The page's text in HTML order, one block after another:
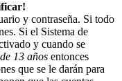
y contraseña. Si todo
Si el Sistema de
y cuando se
13 años entonces
que se le darán para